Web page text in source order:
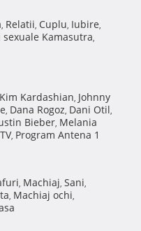
, Relatii, Cuplu, Iubire,
sexuale Kamasutra,
Kim Kardashian, Johnny
, Dana Rogoz, Dani Otil,
Bieber, Melania
, Program Antena 1
, Machiaj, Sani,
, Machiaj ochi,